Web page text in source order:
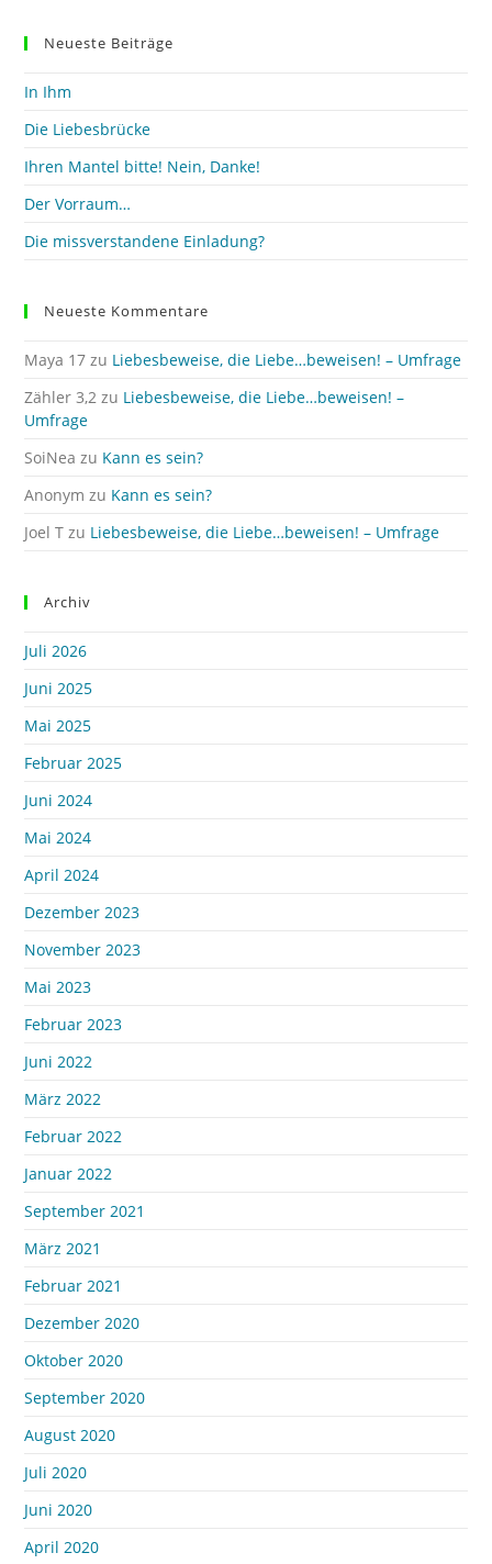
Neueste Beiträge
In Ihm
Die Liebesbrücke
Ihren Mantel bitte! Nein, Danke!
Der Vorraum…
Die missverstandene Einladung?
Neueste Kommentare
Maya 17 zu Liebesbeweise, die Liebe…beweisen! – Umfrage
Zähler 3,2 zu Liebesbeweise, die Liebe…beweisen! –
Umfrage
SoiNea zu Kann es sein?
Anonym zu Kann es sein?
Joel T zu Liebesbeweise, die Liebe…beweisen! – Umfrage
Archiv
Juli 2026
Juni 2025
Mai 2025
Februar 2025
Juni 2024
Mai 2024
April 2024
Dezember 2023
November 2023
Mai 2023
Februar 2023
Juni 2022
März 2022
Februar 2022
Januar 2022
September 2021
März 2021
Februar 2021
Dezember 2020
Oktober 2020
September 2020
August 2020
Juli 2020
Juni 2020
April 2020